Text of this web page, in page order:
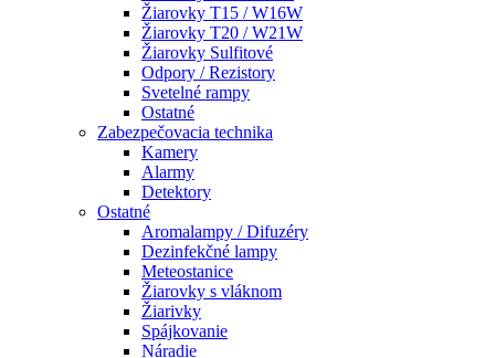
Žiarovky T15 / W16W
Žiarovky T20 / W21W
Žiarovky Sulfitové
Odpory / Rezistory
Svetelné rampy
Ostatné
Zabezpečovacia technika
Kamery
Alarmy
Detektory
Ostatné
Aromalampy / Difuzéry
Dezinfekčné lampy
Meteostanice
Žiarovky s vláknom
Žiarivky
Spájkovanie
Náradie